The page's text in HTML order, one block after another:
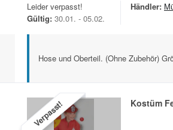
Leider verpasst!
Gültig: 30.01. - 05.02.
Händler:
Hose und Oberteil. (Ohne Zubehör)
Verpasst! Kostüm